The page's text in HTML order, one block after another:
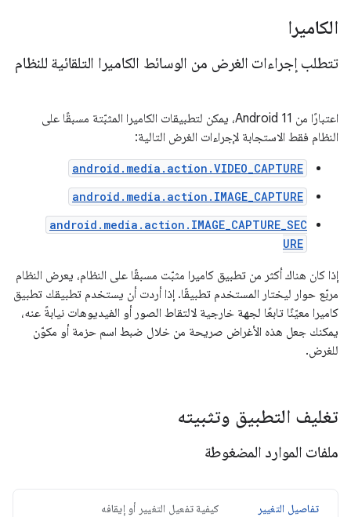
الكاميرا
تتطلب إجراءات الغرض من الوسائط الكاميرا التلقائية للنظام
اعتبارًا من Android 11، يمكن لتطبيقات الكاميرا المثبّتة مسبقًا على
النظام فقط الاستجابة لإجراءات الغرض التالية:
android.media.action.VIDEO_CAPTURE
android.media.action.IMAGE_CAPTURE
android.media.action.IMAGE_CAPTURE_SEC
URE
إذا كان هناك أكثر من تطبيق كاميرا مثبّت مسبقًا على النظام، يعرض النظام
مربّع حوار ليختار المستخدم تطبيقًا. إذا أردت أن يستخدم تطبيقك تطبيق
كاميرا معيّنًا تابعًا لجهة خارجية لالتقاط الصور أو الفيديوهات نيابةً عنه،
يمكنك جعل هذه الأغراض صريحة من خلال ضبط اسم حزمة أو مكوّن
للغرض.
تغليف التطبيق وتثبيته
ملفات الموارد المضغوطة
تفاصيل التغيير كيفية تفعيل التغيير أو إيقافه